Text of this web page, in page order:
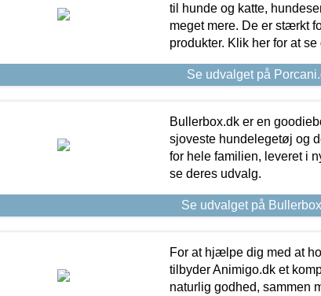
til hunde og katte,
meget mere. De er stærkt
produkter. Klik her for at
Se udvalget på
Bullerbox.dk er en
sjoveste hundelegetøj og
for hele familien, leveret i
se deres udvalg.
Se udvalget på
For at hjælpe dig med at
tilbyder Animigo.dk et
naturlig godhed, sammen